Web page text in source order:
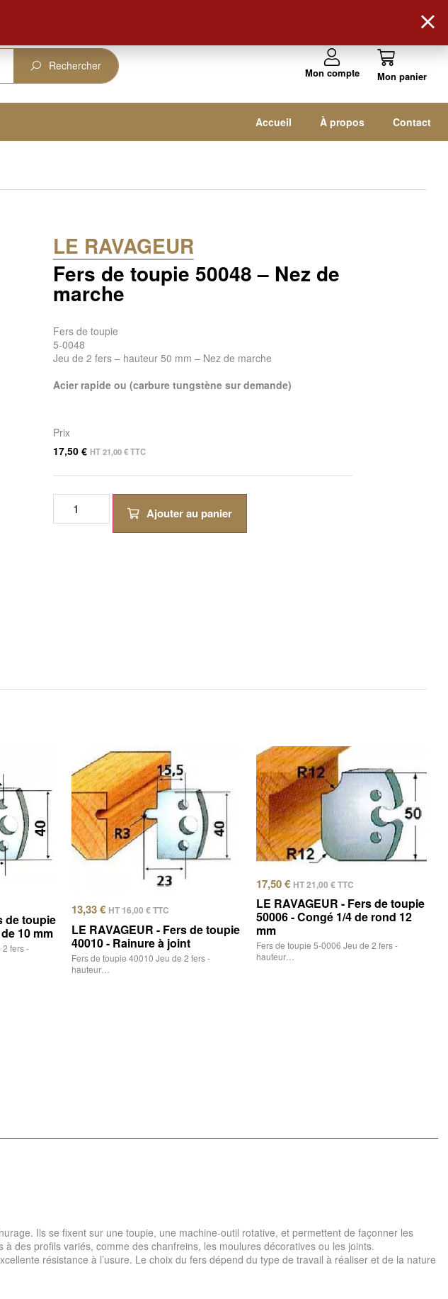
€ D'ACHAT
Rechercher Mon compte
Accueil À propos Contact
LE RAVAGEUR
Fers de toupie 50048 – Nez de
marche
Fers de toupie
5-0048
Jeu de 2 fers – hauteur 50 mm – Nez de marche
Acier rapide ou (carbure tungstène sur demande)
Prix
17,50 € HT21,00€TTC
Ajouter au panier
de toupie
10 mm
fers -
13,33€ HT 16,00€TTC
LE RAVAGEUR - Fers de toupie
40010 - Rainure à joint
Fers de toupie 40010 Jeu de 2 fers -
hauteur…
17,50€ HT21,00€TTC
LE RAVAGEUR - Fers de toupie
50006 - Congé 1/4 de rond 12
mm
Fers de toupie 5-0006 Jeu de 2 fers -
hauteur…
Ils se fixent sur une toupie, une machine-outil rotative, et permettent de façonner les
des profils variés, comme des chanfreins, les moulures décoratives ou les joints.
résistance à l’usure. Le choix du fers dépend du type de travail à réaliser et de la nature